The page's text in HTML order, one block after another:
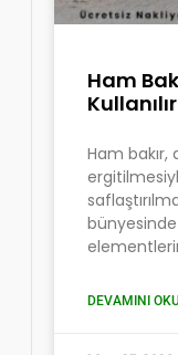
Ham
Ham
DEVAMINI